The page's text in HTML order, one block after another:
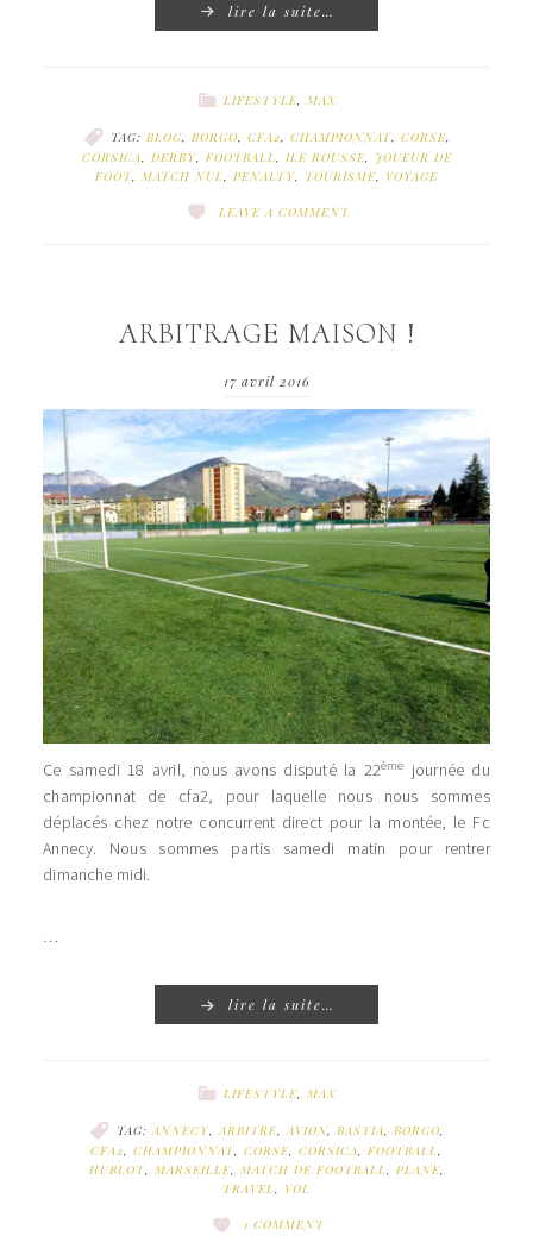
lire la suite…
LIFESTYLE MAX
TAG: BLOG, BORGO CFA2 CHAMPIONNAT, CORSE,
CORSICA
DERBY, FOOTBALL ILE ROUSSE,
JOUEUR DE
FOOT MATCH NUL PENALTY TOURISME VOYAGE
LEAVE A COMMENT
ARBITRAGE MAISON !
17 avril 2016
Ce samedi 18 avril, nous avons disputé la 22ème
journée du
championnat de cfa2, pour laquelle nous nous sommes
déplacés chez notre concurrent direct pour la montée, le Fc
Annecy. Nous sommes partis samedi matin pour rentrer
dimanche midi.
…
lire la suite…
LIFESTYLE, MAX
TAG:ANNECY,ARBITRE,AVION, BASTIA, BORGO,
CFA2, CHAMPIONNAT, CORSE, CORSICA, FOOTBALL,
HUBLOT, MARSEILLE, MATCH DE FOOTBALL, PLANE,
TRAVEL, VOL
1 COMMENT